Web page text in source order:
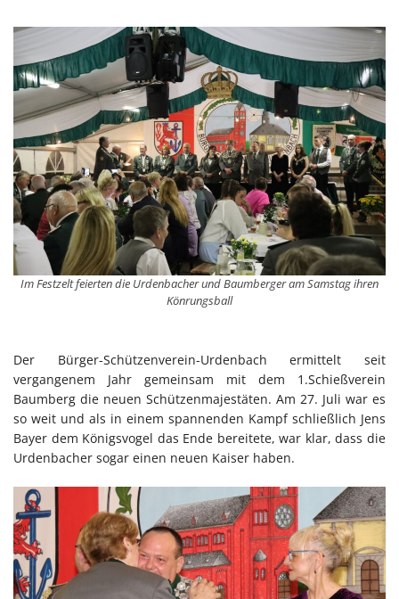
Im Festzelt feierten die Urdenbacher und Baumberger am Samstag ihren
Könrungsball
Der Bürger-Schützenverein-Urdenbach ermittelt seit
vergangenem Jahr gemeinsam mit dem 1.Schießverein
Baumberg die neuen Schützenmajestäten. Am 27. Juli war es
so weit und als in einem spannenden Kampf schließlich Jens
Bayer dem Königsvogel das Ende bereitete, war klar, dass die
Urdenbacher sogar einen neuen Kaiser haben.